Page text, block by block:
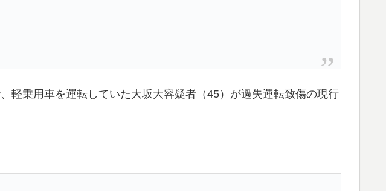
軽乗用車を運転していた大坂大容疑者（45）が過失運転致傷の現行